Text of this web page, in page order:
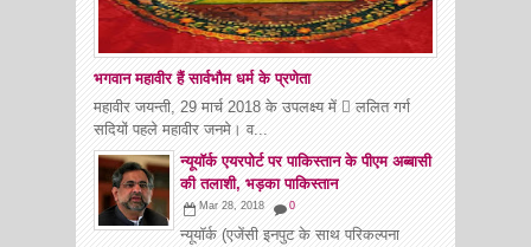
भगवान महावीर हैं सार्वभौम धर्म के प्रणेता
महावीर जयन्ती, 29 मार्च 2018 के उपलक्ष्य में  ललित गर्ग
सदियों पहले महावीर जनमे। व...
न्यूयॉर्क एयरपोर्ट पर पाकिस्तान के पीएम अब्बासी
की तलाशी, भड़का पाकिस्तान
Mar 28, 2018 0
न्यूयॉर्क (एजेंसी इनपुट के साथ परिकल्पना